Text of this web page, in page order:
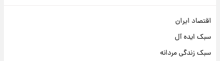
اقتصاد ایران
سبک ایده آل
سبک زندگی مردانه